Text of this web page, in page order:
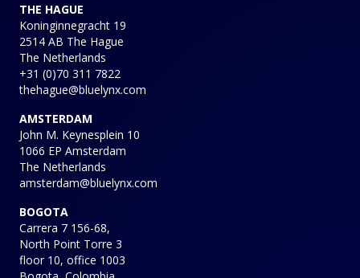
THE HAGUE
Koninginnegracht 19
2514 AB The Hague
The Netherlands
+31 (0)70 311 7822
thehague@bluelynx.com
AMSTERDAM
John M. Keynesplein 10
1066 EP Amsterdam
The Netherlands
amsterdam@bluelynx.com
BOGOTA
Carrera 7 156-68,
North Point Torre 3
floor 10, office 1003